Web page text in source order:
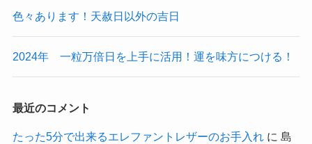
色々あります！天赦日以外の吉日
2024年 一粒万倍日を上手に活用！運を味方につける！
最近のコメント
たった5分で出来るエレファントレザーのお手入れに 島